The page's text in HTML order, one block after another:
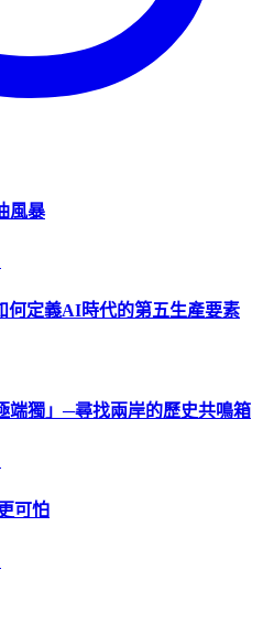
風暴
定義AI時代的第五生產要素
端獨」─尋找兩岸的歷史共鳴箱
可怕